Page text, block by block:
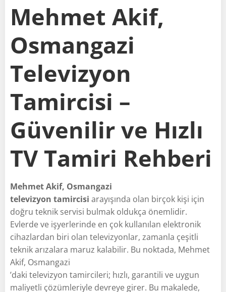
Mehmet Akif,
Osmangazi
Televizyon
Tamircisi –
Güvenilir ve Hızlı
TV Tamiri Rehberi
Mehmet Akif, Osmangazi
televizyon tamircisi arayışında olan birçok kişi için
doğru teknik servisi bulmak oldukça önemlidir.
Evlerde ve işyerlerinde en çok kullanılan elektronik
cihazlardan biri olan televizyonlar, zamanla çeşitli
teknik arızalara maruz kalabilir. Bu noktada, Mehmet
Akif, Osmangazi
’daki televizyon tamircileri; hızlı, garantili ve uygun
maliyetli çözümleriyle devreye girer. Bu makalede,